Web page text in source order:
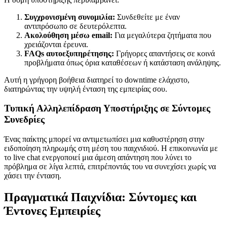
Συγχρονισμένη συνομιλία: Συνδεθείτε με έναν
αντιπρόσωπο σε δευτερόλεπτα.
Ακολούθηση μέσω email: Για μεγαλύτερα ζητήματα που
χρειάζονται έρευνα.
FAQs αυτοεξυπηρέτησης: Γρήγορες απαντήσεις σε κοινά
προβλήματα όπως όρια καταθέσεων ή κατάσταση ανάληψης.
Αυτή η γρήγορη βοήθεια διατηρεί το downtime ελάχιστο,
διατηρώντας την υψηλή ένταση της εμπειρίας σου.
Τυπική Αλληλεπίδραση Υποστήριξης σε Σύντομες
Συνεδρίες
Ένας παίκτης μπορεί να αντιμετωπίσει μια καθυστέρηση στην
ειδοποίηση πληρωμής στη μέση του παιχνιδιού. Η επικοινωνία με
το live chat ενεργοποιεί μια άμεση απάντηση που λύνει το
πρόβλημα σε λίγα λεπτά, επιτρέποντάς του να συνεχίσει χωρίς να
χάσει την ένταση.
Πραγματικά Παιχνίδια: Σύντομες και
Έντονες Εμπειρίες